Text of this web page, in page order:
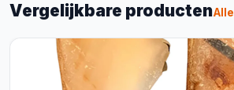
Vergelijkbare producten